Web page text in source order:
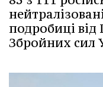
подробиці від
Збройних сил